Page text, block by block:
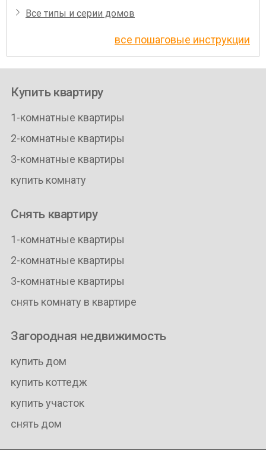
Все типы и серии домов
все пошаговые инструкции
Купить квартиру
1-комнатные квартиры
2-комнатные квартиры
3-комнатные квартиры
купить комнату
Снять квартиру
1-комнатные квартиры
2-комнатные квартиры
3-комнатные квартиры
снять комнату в квартире
Загородная недвижимость
купить дом
купить коттедж
купить участок
снять дом